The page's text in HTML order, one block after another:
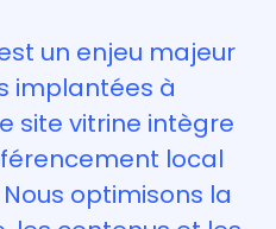
un enjeu majeur
implantées à
site vitrine intègre
local
optimisons la